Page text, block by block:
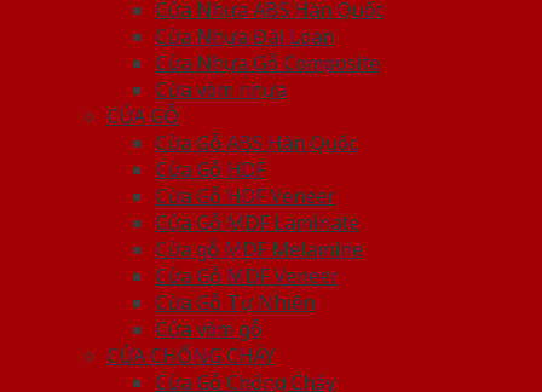
Cửa Nhựa ABS Hàn Quốc
Cửa Nhựa Đài Loan
Cửa Nhựa Gỗ Composite
Cửa vòm nhựa
CỬA GỖ
Cửa Gỗ ABS Hàn Quốc
Cửa Gỗ HDF
Cửa Gỗ HDF Veneer
Cửa Gỗ MDF Laminate
Cửa gỗ MDF Melamine
Cửa Gỗ MDF Veneer
Cửa Gỗ Tự Nhiên
Cửa vòm gỗ
CỬA CHỐNG CHÁY
Cửa Gỗ Chống Cháy